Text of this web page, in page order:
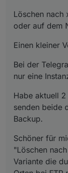
Löschen nach
oder auf dem
Einen kleiner
Bei der
nur eine
Habe aktuell
senden beide
Backup.
Schöner für
"Löschen
Variante die